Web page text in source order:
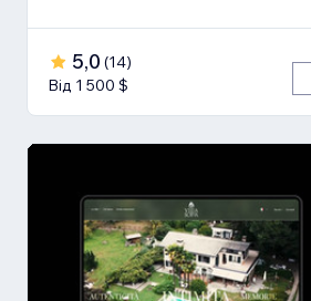
5,0 (14)
Від 1 500 $